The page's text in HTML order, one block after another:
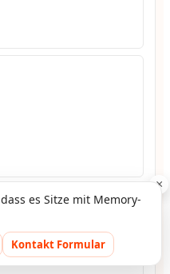
×
es Sitze mit Memory-
Kontakt Formular